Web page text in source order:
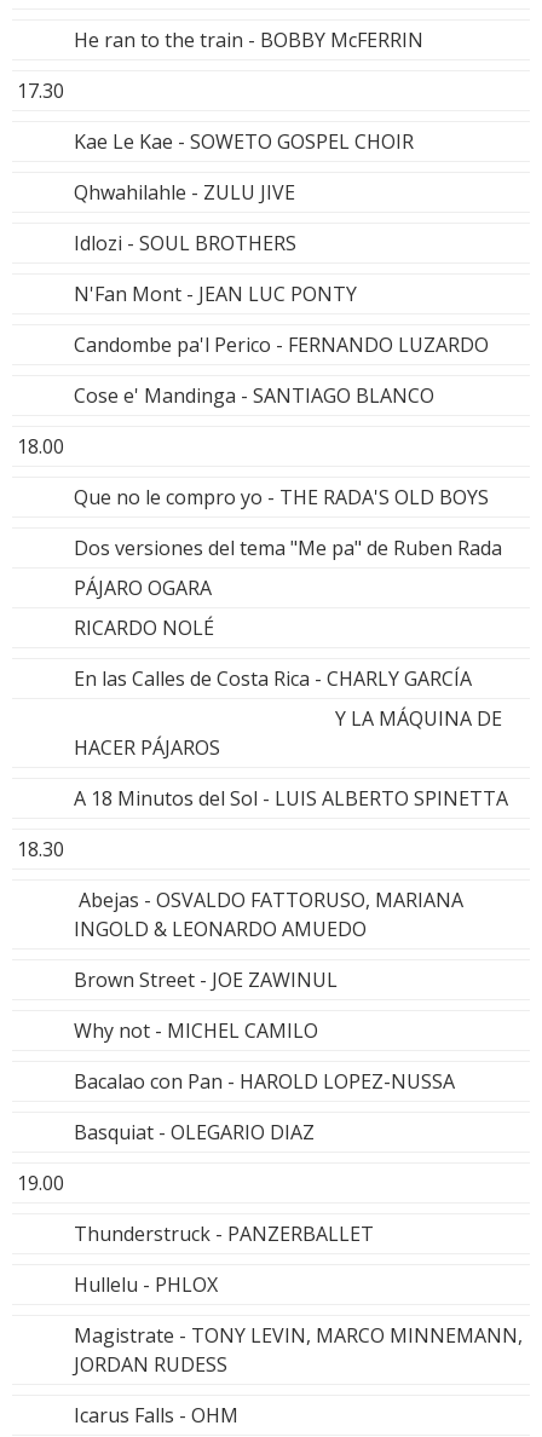
He ran to the train - BOBBY McFERRIN
17.30
Kae Le Kae - SOWETO GOSPEL CHOIR
Qhwahilahle - ZULU JIVE
Idlozi - SOUL BROTHERS
N'Fan Mont - JEAN LUC PONTY
Candombe pa'l Perico - FERNANDO LUZARDO
Cose e' Mandinga - SANTIAGO BLANCO
18.00
Que no le compro yo - THE RADA'S OLD BOYS
Dos versiones del tema "Me pa" de Ruben Rada
PÁJARO OGARA
RICARDO NOLÉ
En las Calles de Costa Rica - CHARLY GARCÍA
Y LA MÁQUINA DE
HACER PÁJAROS
A 18 Minutos del Sol - LUIS ALBERTO SPINETTA
18.30
Abejas - OSVALDO FATTORUSO, MARIANA
INGOLD & LEONARDO AMUEDO
Brown Street - JOE ZAWINUL
Why not - MICHEL CAMILO
Bacalao con Pan - HAROLD LOPEZ-NUSSA
Basquiat - OLEGARIO DIAZ
19.00
Thunderstruck - PANZERBALLET
Hullelu - PHLOX
Magistrate - TONY LEVIN, MARCO MINNEMANN,
JORDAN RUDESS
Icarus Falls - OHM